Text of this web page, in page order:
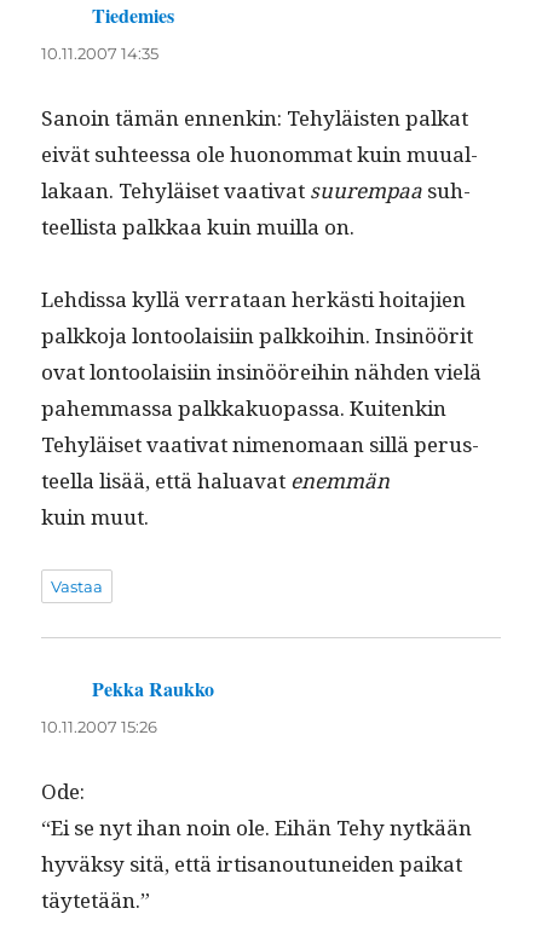
Tiedemies
10.11.2007 14:35
Sanoin tämän ennenkin: Tehyläis­ten palkat
eivät suh­teessa ole huonom­mat kuin muual­
lakaan. Tehyläiset vaa­ti­vat suurem­paa suh­
teel­lista palkkaa kuin muil­la on.
Lehdis­sa kyl­lä ver­rataan herkästi hoita­jien
palkko­ja lon­toolaisi­in palkkoi­hin. Insinöörit
ovat lon­toolaisi­in insinöörei­hin näh­den vielä
pahem­mas­sa palkkakuopas­sa. Kuitenkin
Tehyläiset vaa­ti­vat nimeno­maan sil­lä perus­
teel­la lisää, että halu­a­vat enem­män
kuin muut.
Vastaa
Pekka Raukko
10.11.2007 15:26
Ode:
“Ei se nyt ihan noin ole. Eihän Tehy nytkään
hyväksy sitä, että irti­sanoutunei­den paikat
täytetään.”